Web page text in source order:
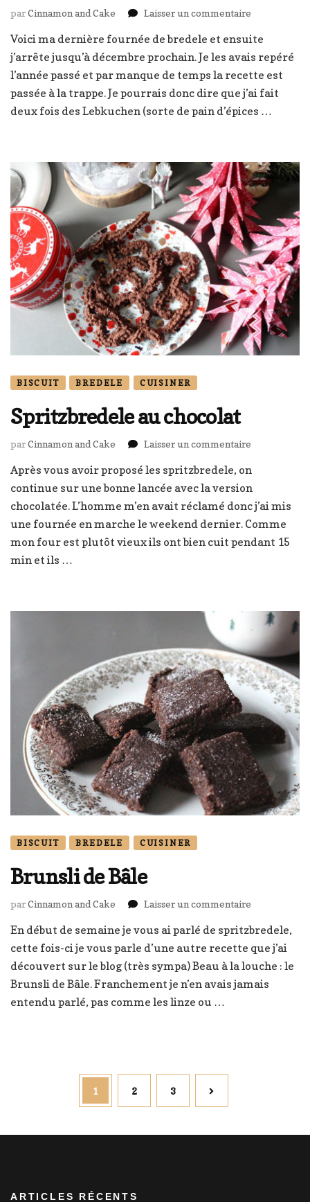
parCinnamon and Cake Laisser un commentaire
encore
du
bredele
Voici ma dernière fournée de bredele et ensuite
j’arrête jusqu’à décembre prochain. Je les avais repéré
l’année passé et par manque de temps la recette est
passée à la trappe. Je pourrais donc dire que j’ai fait
deux fois des Lebkuchen (sorte de pain d’épices …
BISCUIT BREDELE CUISINER
Spritzbredele au chocolat
parCinnamon and Cake Laisser un commentaire
au
chocolat
Après vous avoir proposé les spritzbredele, on
continue sur une bonne lancée avec la version
chocolatée. L’homme m’en avait réclamé donc j’ai mis
une fournée en marche le weekend dernier. Comme
mon four est plutôt vieux ils ont bien cuit pendant 15
min et ils …
BISCUIT BREDELE CUISINER
Brunsli de Bâle
parCinnamon and Cake Laisser un commentaire
de
Bâle
En début de semaine je vous ai parlé de spritzbredele,
cette fois-ci je vous parle d’une autre recette que j’ai
découvert sur le blog (très sympa) Beau à la louche : le
Brunsli de Bâle. Franchement je n’en avais jamais
entendu parlé, pas comme les linze ou …
Pagination Page
1 Page
2 Page
3
ARTICLES RÉCENTS